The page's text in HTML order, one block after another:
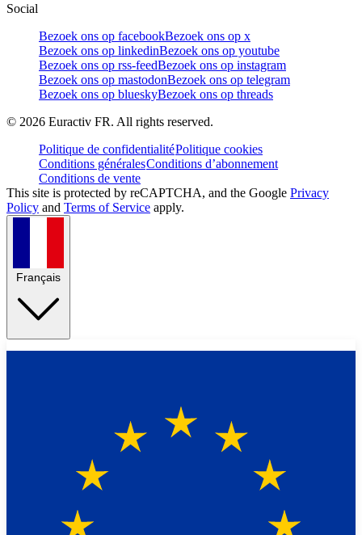
Social
Bezoek ons op facebookBezoek ons op x
Bezoek ons op linkedinBezoek ons op youtube
Bezoek ons op rss-feedBezoek ons op instagram
Bezoek ons op mastodonBezoek ons op telegram
Bezoek ons op blueskyBezoek ons op threads
© 2026 Euractiv FR. All rights reserved.
Politique de confidentialitéPolitique cookies
Conditions généralesConditions d’abonnement
Conditions de vente
This site is protected by reCAPTCHA, and the Google Privacy
Policy and Terms of Service apply.
Français